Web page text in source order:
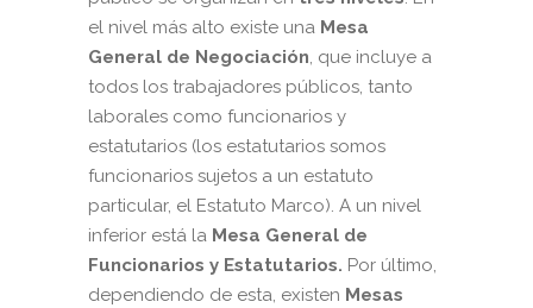
el nivel más alto existe una Mesa
General de Negociación, que incluye a
todos los trabajadores públicos, tanto
laborales como funcionarios y
estatutarios (los estatutarios somos
funcionarios sujetos a un estatuto
particular, el Estatuto Marco). A un nivel
inferior está la Mesa General de
Funcionarios y Estatutarios. Por último,
dependiendo de esta, existen Mesas